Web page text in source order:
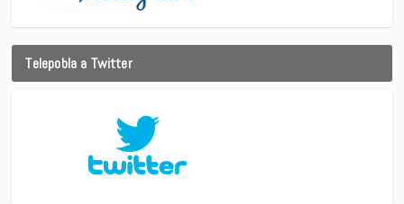
Telepobla a Twitter